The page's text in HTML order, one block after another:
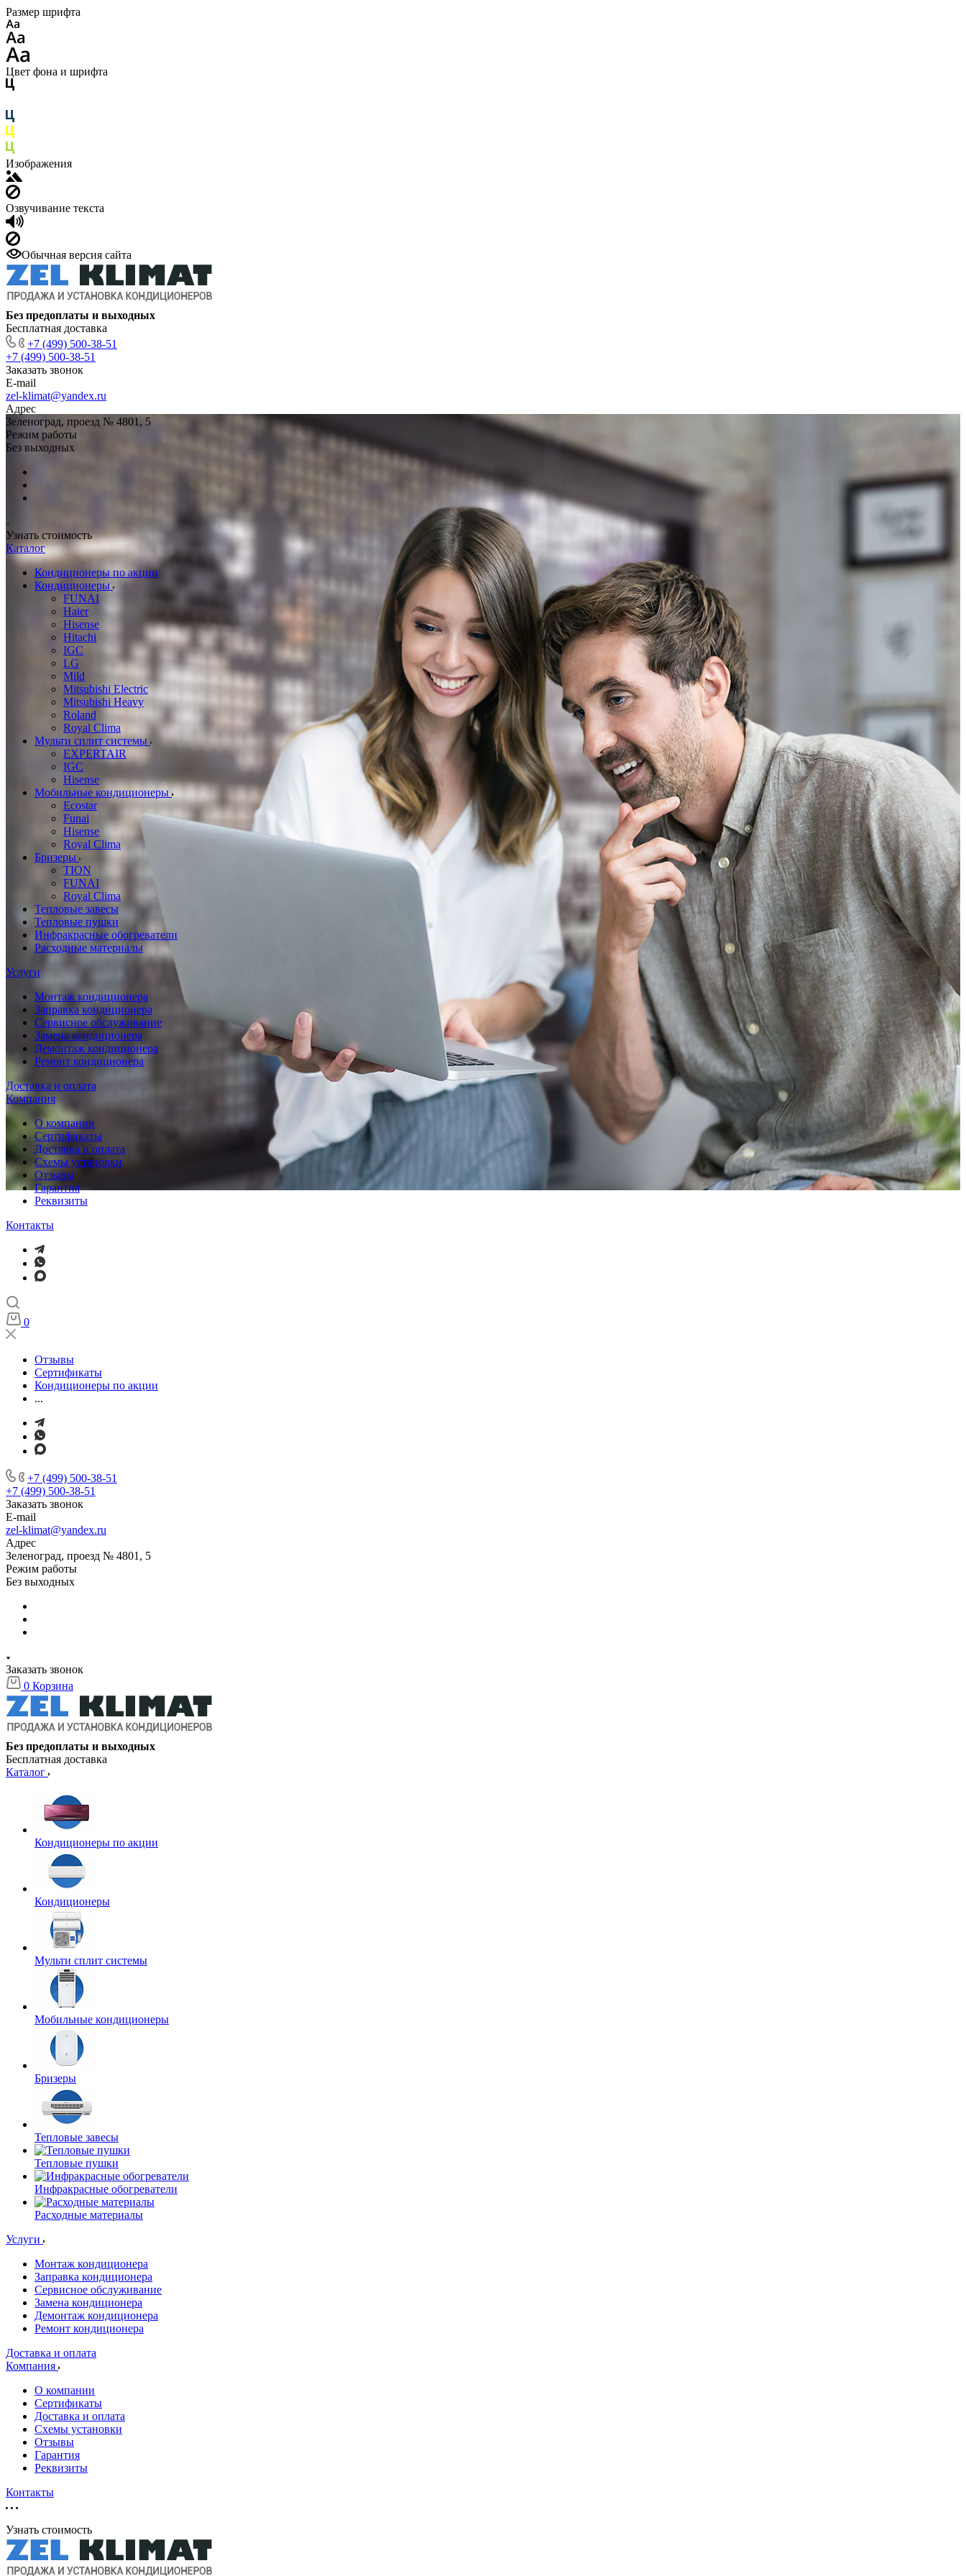
Размер шрифта
Цвет фона и шрифта
Изображения
Озвучивание текста
Обычная версия сайта
Без предоплаты и выходных
Бесплатная доставка
+7 (499) 500-38-51
+7 (499) 500-38-51
Заказать звонок
E-mail
zel-klimat@yandex.ru
Адрес
Зеленоград, проезд № 4801, 5
Режим работы
Без выходных
Узнать стоимость
Каталог
Кондиционеры по акции
Кондиционеры
FUNAI
Haier
Hisense
Hitachi
IGC
LG
Mild
Mitsubishi Electric
Mitsubishi Heavy
Roland
Royal Clima
Мульти сплит системы
EXPERTAIR
IGC
Hisense
Мобильные кондиционеры
Ecostar
Funai
Hisense
Royal Clima
Бризеры
TION
FUNAI
Royal Clima
Тепловые завесы
Тепловые пушки
Инфракрасные обогреватели
Расходные материалы
Услуги
Монтаж кондиционера
Заправка кондиционера
Сервисное обслуживание
Замена кондиционера
Демонтаж кондиционера
Ремонт кондиционера
Доставка и оплата
Компания
О компании
Сертификаты
Доставка и оплата
Схемы установки
Отзывы
Гарантия
Реквизиты
Контакты
0
Отзывы
Сертификаты
Кондиционеры по акции
...
+7 (499) 500-38-51
+7 (499) 500-38-51
Заказать звонок
E-mail
zel-klimat@yandex.ru
Адрес
Зеленоград, проезд № 4801, 5
Режим работы
Без выходных
Заказать звонок
0 Корзина
Без предоплаты и выходных
Бесплатная доставка
Каталог
Кондиционеры по акции
Кондиционеры
Мульти сплит системы
Мобильные кондиционеры
Бризеры
Тепловые завесы
Тепловые пушки
Инфракрасные обогреватели
Расходные материалы
Услуги
Монтаж кондиционера
Заправка кондиционера
Сервисное обслуживание
Замена кондиционера
Демонтаж кондиционера
Ремонт кондиционера
Доставка и оплата
Компания
О компании
Сертификаты
Доставка и оплата
Схемы установки
Отзывы
Гарантия
Реквизиты
Контакты
Узнать стоимость